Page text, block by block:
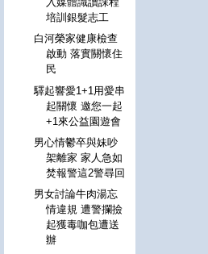
培訓銀髮志工
白河榮家健康檢查
啟動 落實關懷住
民
驛起響愛1+1用愛串
起關懷 邀您一起
+1來公益園遊會
男心情鬱卒與妹吵
架離家 家人急如
焚報警這2警尋回
男女討論牛肉湯忘
情違規 遭警攔撿
起獲毒咖包遭送
辦